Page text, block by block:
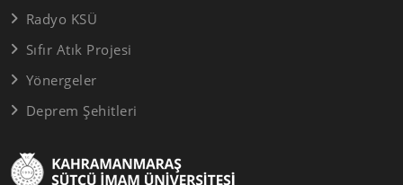
Radyo KSÜ
Sıfır Atık Projesi
Yönergeler
Deprem Şehitleri